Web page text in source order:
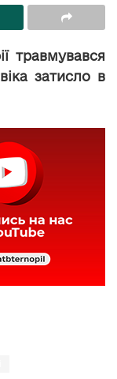
травмувався
затисло в